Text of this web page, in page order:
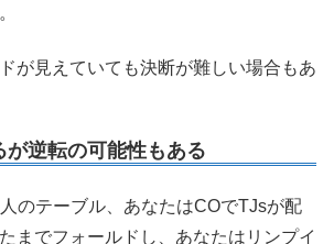
が見えていても決断が難しい場合もあ
逆転の可能性もある
のテーブル、あなたはCOでTJsが配
までフォールドし、あなたはリンプイ